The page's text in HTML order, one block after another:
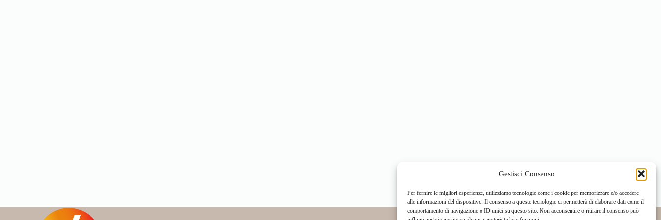
Gestisci Consenso
Per fornire le migliori esperienze, utilizziamo tecnologie come i cookie per memorizzare e/o accedere
alle informazioni del dispositivo. Il consenso a queste tecnologie ci permetterà di elaborare dati come il
comportamento di navigazione o ID unici su questo sito. Non acconsentire o ritirare il consenso può